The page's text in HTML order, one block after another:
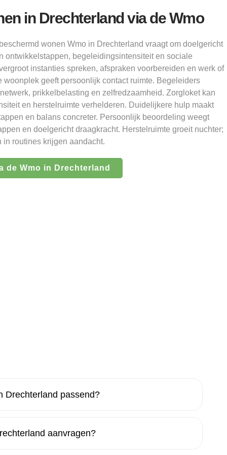
in Drechterland via de Wmo
wonen Wmo in Drechterland vraagt om doelgericht
ontwikkelstappen, begeleidingsintensiteit en sociale
instanties spreken, afspraken voorbereiden en werk of
woonplek geeft persoonlijk contact ruimte. Begeleiders
prikkelbelasting en zelfredzaamheid. Zorgloket kan
en herstelruimte verhelderen. Duidelijkere hulp maakt
en balans concreter. Persoonlijk beoordeling weegt
en doelgericht draagkracht. Herstelruimte groeit nuchter;
in routines krijgen aandacht.
de Wmo in Drechterland
Drechterland passend?
aanvragen?